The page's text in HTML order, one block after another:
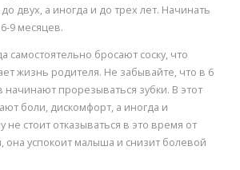
двух, а иногда и до трех лет. Начинать
9 месяцев.
самостоятельно бросают соску, что
жизнь родителя. Не забывайте, что в 6
прорезываться зубки. В этот
боли, дискомфорт, а иногда и
не стоит отказываться в это время от
она успокоит малыша и снизит болевой